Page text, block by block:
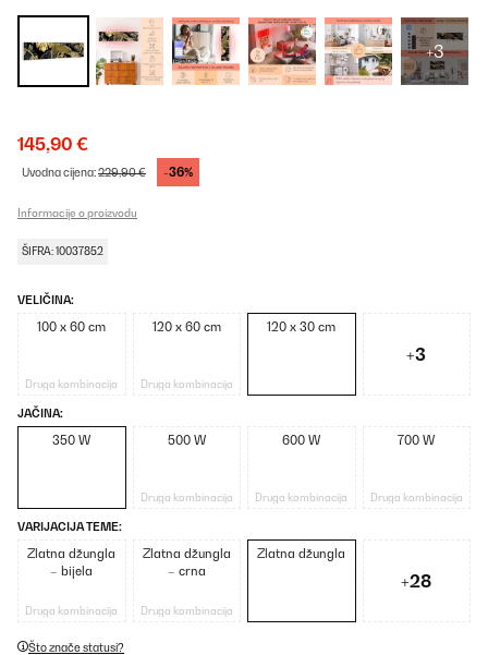
+3
145,90 €
Uvodna cijena:229,90 € -36%
Informacije o proizvodu
ŠIFRA: 10037852
VELIČINA:
100 x 60 cm
Druga kombinacija
120 x 60 cm
Druga kombinacija
120 x 30 cm
+3
JAČINA:
350 W 500 W
Druga kombinacija
600 W
Druga kombinacija
700 W
Druga kombinacija
VARIJACIJA TEME:
Zlatna džungla
– bijela
Druga kombinacija
Zlatna džungla
– crna
Druga kombinacija
Zlatna džungla
+28
Što znače statusi?